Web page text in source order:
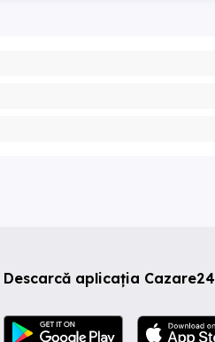
Descarcă aplicația Cazare24